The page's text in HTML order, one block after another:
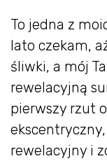
To jedna z
lato czekam,
śliwki, a mój
rewelacyjną
pierwszy rzut
rewelacyjny i